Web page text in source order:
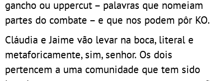
gancho ou uppercut – palavras que nomeiam
partes do combate – e que nos podem pôr KO.
Cláudia e Jaime vão levar na boca, literal e
metaforicamente, sim, senhor. Os dois
pertencem a uma comunidade que tem sido